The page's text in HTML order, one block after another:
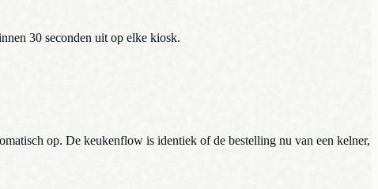
30 seconden uit op elke kiosk.
op. De keukenflow is identiek of de bestelling nu van een kelner,